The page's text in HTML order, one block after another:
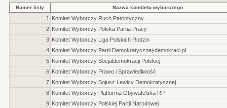
Numer listy Nazwa komitetu wyborczego
1
Komitet Wyborczy Ruch Patriotyczny
2 Komitet Wyborczy Polska Partia Pracy
3 Komitet Wyborczy Liga Polskich Rodzin
4 Komitet Wyborczy Partii Demokratycznej-demokraci.pl
5 Komitet Wyborczy Socjaldemokracji Polskiej
6 Komitet Wyborczy Prawo i Sprawiedliwość
7 Komitet Wyborczy Sojusz Lewicy Demokratycznej
8 Komitet Wyborczy Platforma Obywatelska RP
9 Komitet Wyborczy Polskiej Partii Narodowej